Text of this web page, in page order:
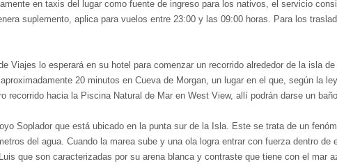
en taxis del lugar como fuente de ingreso para los nativos, el servicio
suplemento, aplica para vuelos entre 23:00 y las 09:00 horas. Para los
Viajes lo esperará en su hotel para comenzar un recorrido alrededor de la isla
20 minutos en Cueva de Morgan, un lugar en el que, según la
recorrido hacia la Piscina Natural de Mar en West View, allí podrán darse un
Soplador que está ubicado en la punta sur de la Isla. Este se trata de un
del agua. Cuando la marea sube y una ola logra entrar con fuerza dentro
que son caracterizadas por su arena blanca y contraste que tiene con el mar